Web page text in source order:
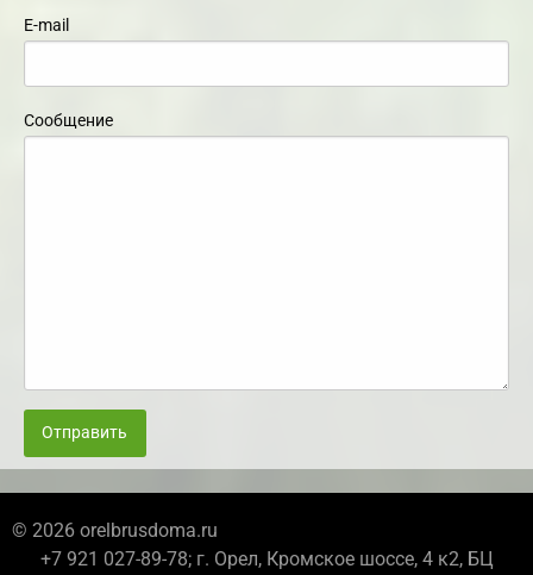
E-mail
Сообщение
Отправить
© 2026 orelbrusdoma.ru
+7 921 027-89-78; г. Орел, Кромское шоссе, 4 к2, БЦ